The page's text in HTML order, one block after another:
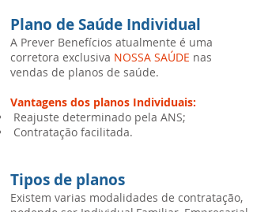
Plano de Saúde Individual
A Prever Benefícios atualmente é uma
corretora exclusiva NOSSA SAÚDE nas
vendas de planos de saúde.
Vantagens dos planos Individuais:
Reajuste determinado pela ANS;
Contratação facilitada.
Tipos de planos
Existem varias modalidades de contratação,